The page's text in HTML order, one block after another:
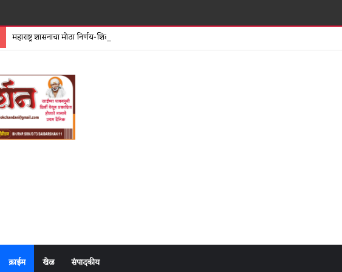
अयोध्या
महाराष्ट्र शासनाचा मोठा निर्णय-शिर्डी नगरपरिषदेला मिळाला परिविक्षाधीन मुख्याधिकारी!
क्राईम खेळ संपादकीय